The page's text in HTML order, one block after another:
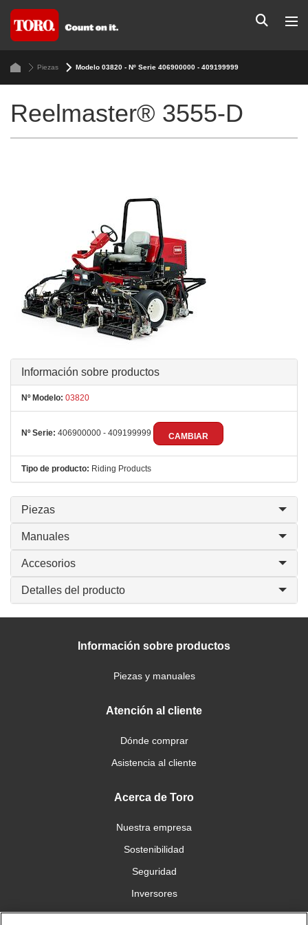
Piezas Modelo 03820 - Nº Serie 406900000 - 409199999
Reelmaster® 3555-D
Información sobre productos
Nº Modelo: 03820
Nº Serie: 406900000 - 409199999 CAMBIAR
Tipo de producto: Riding Products
Piezas
Manuales
Accesorios
Detalles del producto
Información sobre productos
Piezas y manuales
Atención al cliente
Dónde comprar
Asistencia al cliente
Acerca de Toro
Nuestra empresa
Sostenibilidad
Seguridad
Inversores
Trabajo